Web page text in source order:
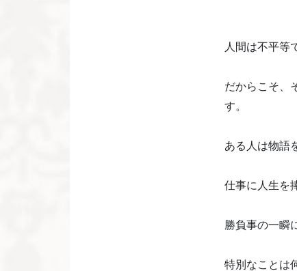
人間は不平等
だからこそ、
す。
ある人は物語
仕事に人生を
勝負事の一瞬
特別なことは